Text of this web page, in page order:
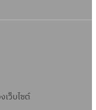
ว็บไซต์